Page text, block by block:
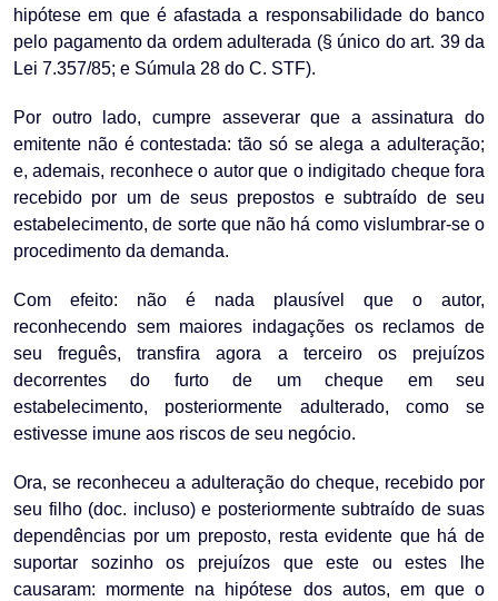
hipótese em que é afastada a responsabilidade do banco
pelo pagamento da ordem adulterada (§ único do art. 39 da
Lei 7.357/85; e Súmula 28 do C. STF).
Por outro lado, cumpre asseverar que a assinatura do
emitente não é contestada: tão só se alega a adulteração;
e, ademais, reconhece o autor que o indigitado cheque fora
recebido por um de seus prepostos e subtraído de seu
estabelecimento, de sorte que não há como vislumbrar-se o
procedimento da demanda.
Com efeito: não é nada plausível que o autor,
reconhecendo sem maiores indagações os reclamos de
seu freguês, transfira agora a terceiro os prejuízos
decorrentes do furto de um cheque em seu
estabelecimento, posteriormente adulterado, como se
estivesse imune aos riscos de seu negócio.
Ora, se reconheceu a adulteração do cheque, recebido por
seu filho (doc. incluso) e posteriormente subtraído de suas
dependências por um preposto, resta evidente que há de
suportar sozinho os prejuízos que este ou estes lhe
causaram: mormente na hipótese dos autos, em que o